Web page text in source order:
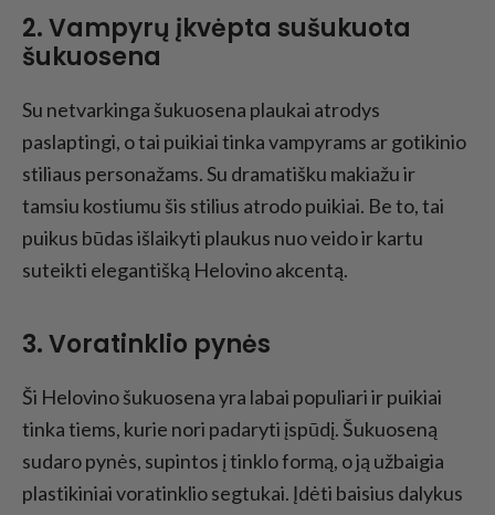
2. Vampyrų įkvėpta sušukuota
šukuosena
Su netvarkinga šukuosena plaukai atrodys
paslaptingi, o tai puikiai tinka vampyrams ar gotikinio
stiliaus personažams. Su dramatišku makiažu ir
tamsiu kostiumu šis stilius atrodo puikiai. Be to, tai
puikus būdas išlaikyti plaukus nuo veido ir kartu
suteikti elegantišką Helovino akcentą.
3. Voratinklio pynės
Ši Helovino šukuosena yra labai populiari ir puikiai
tinka tiems, kurie nori padaryti įspūdį. Šukuoseną
sudaro pynės, supintos į tinklo formą, o ją užbaigia
plastikiniai voratinklio segtukai. Įdėti baisius dalykus